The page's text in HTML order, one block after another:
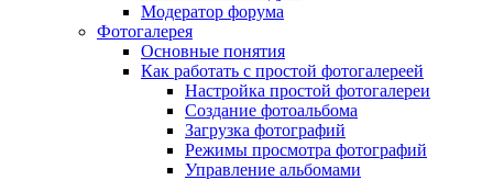
Модератор форума
Фотогалерея
Основные понятия
Как работать с простой фотогалереей
Настройка простой фотогалереи
Создание фотоальбома
Загрузка фотографий
Режимы просмотра фотографий
Управление альбомами